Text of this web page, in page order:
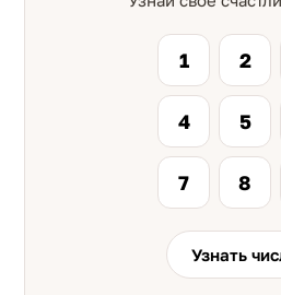
1 2
4 5
7 8
Узнать